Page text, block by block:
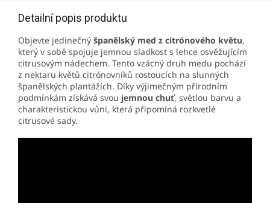
Detailní popis produktu
Objevte jedinečný španělský med z citrónového květu,
který v sobě spojuje jemnou sladkost s lehce osvěžujícím
citrusovým nádechem. Tento vzácný druh medu pochází
z nektaru květů citrónovníků rostoucích na slunných
španělských plantážích. Díky výjimečným přírodním
podmínkám získává svou jemnou chuť, světlou barvu a
charakteristickou vůni, která připomíná rozkvetlé
citrusové sady.